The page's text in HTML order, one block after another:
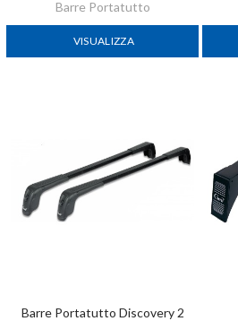
Barre Portatutto
VISUALIZZA
Barre Portatutto Discovery 2